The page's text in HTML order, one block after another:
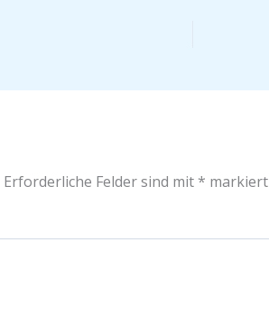
Erforderliche Felder sind mit * markiert